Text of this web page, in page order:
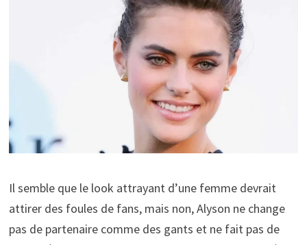
Il semble que le look attrayant d’une femme devrait
attirer des foules de fans, mais non, Alyson ne change
pas de partenaire comme des gants et ne fait pas de